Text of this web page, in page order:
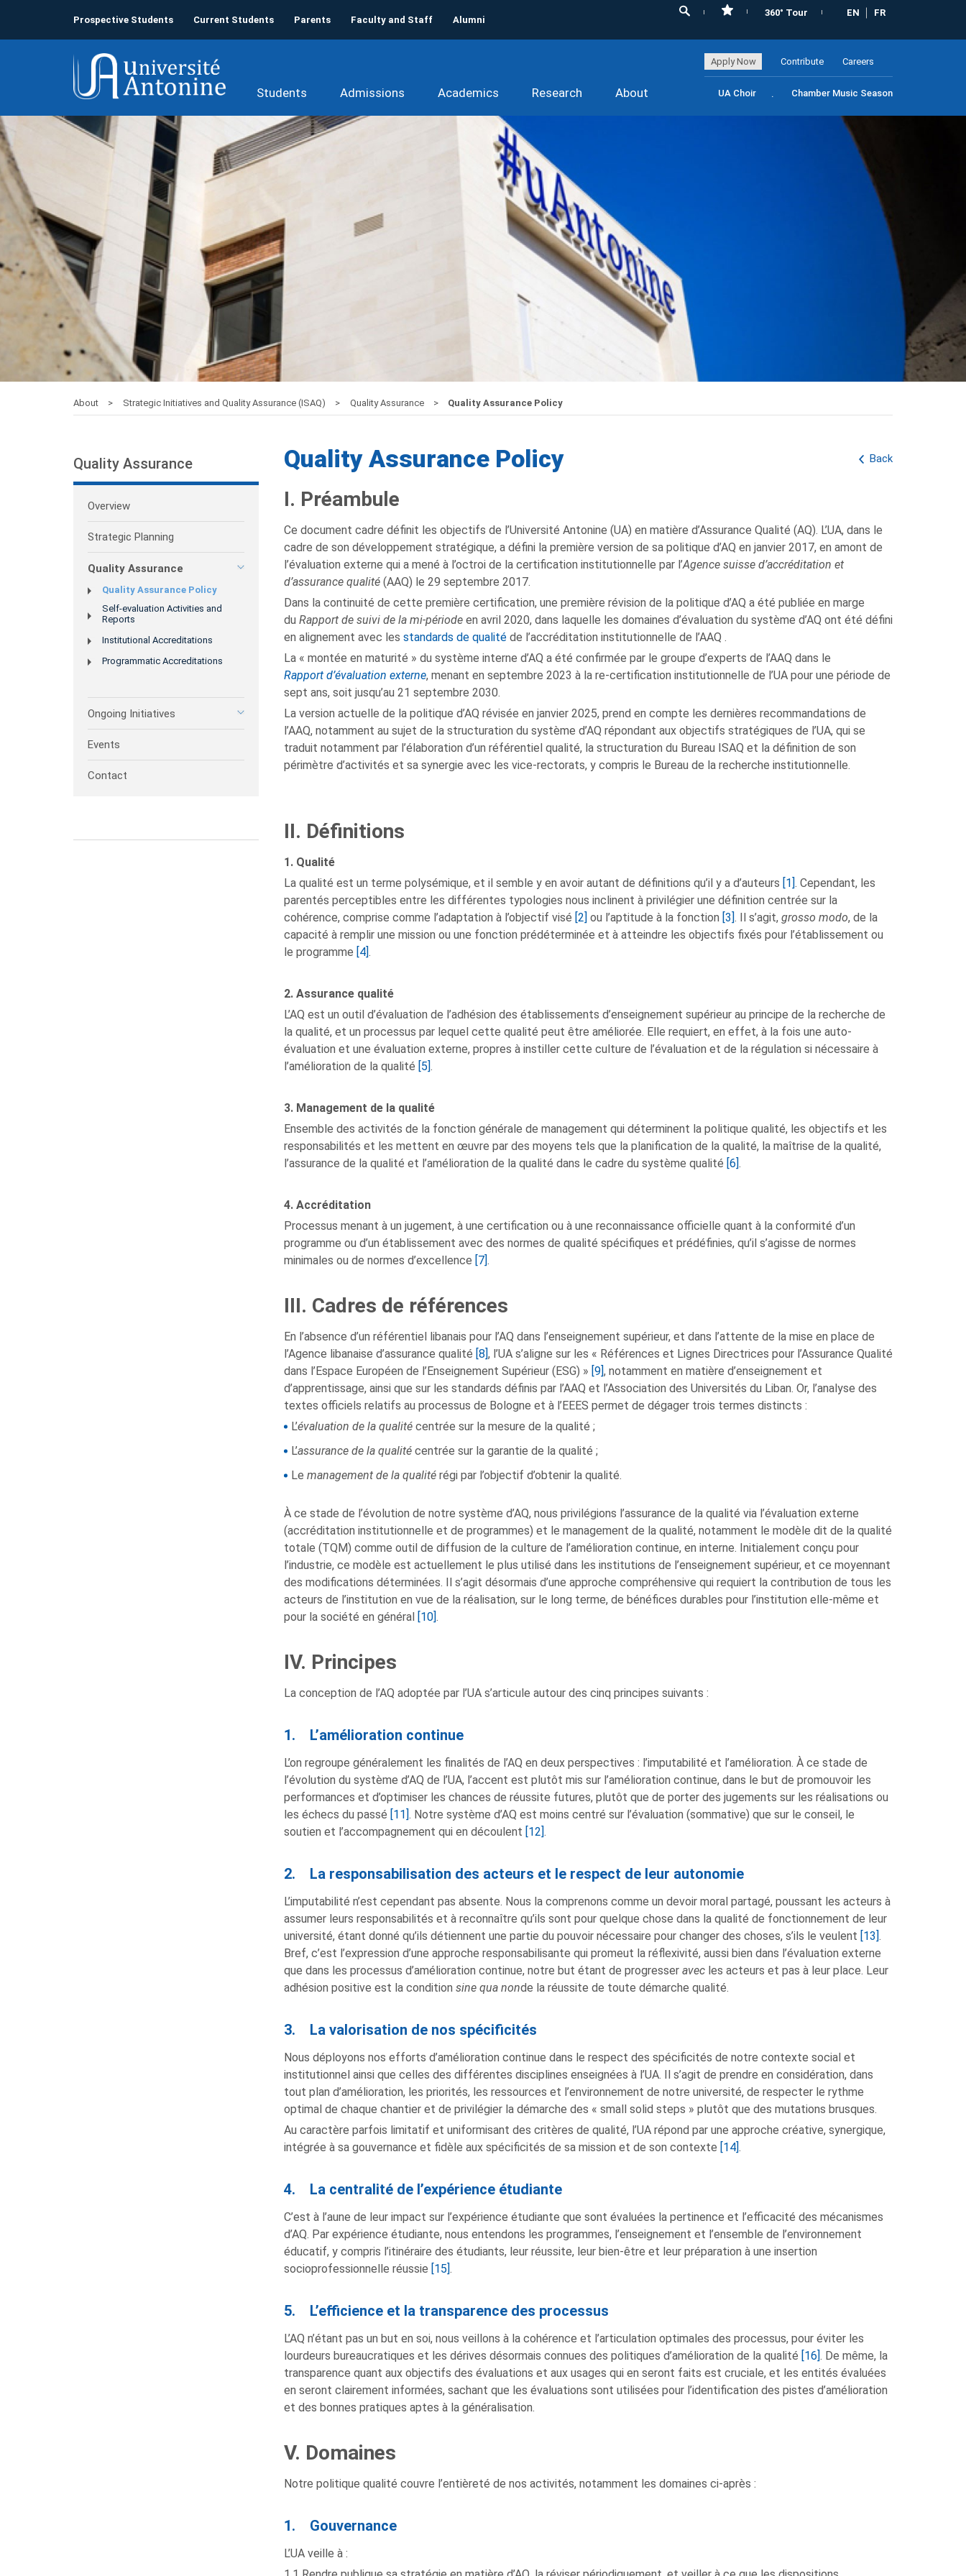
Prospective Students Current Students Parents Faculty and Staff Alumni
360° Tour EN FR
Apply Now Contribute Careers
Students Admissions Academics Research About UA Choir Chamber Music Season
About Strategic Initiatives and Quality Assurance (ISAQ) Quality Assurance Quality Assurance Policy
Quality Assurance
Overview
Strategic Planning
Quality Assurance
Quality Assurance Policy
Self-evaluation Activities and
Reports
Institutional Accreditations
Programmatic Accreditations
Ongoing Initiatives
Events
Contact
Back
Quality Assurance Policy
I. Préambule
Ce document cadre définit les objectifs de l’Université Antonine (UA) en matière d’Assurance Qualité (AQ). L’UA, dans le
cadre de son développement stratégique, a défini la première version de sa politique d’AQ en janvier 2017, en amont de
l’évaluation externe qui a mené à l’octroi de la certification institutionnelle par l’Agence suisse d’accréditation et
d’assurance qualité(AAQ) le 29 septembre 2017.
Dans la continuité de cette première certification, une première révision de la politique d’AQ a été publiée en marge
du Rapport de suivi de la mi-périodeen avril 2020, dans laquelle les domaines d’évaluation du système d’AQ ont été défini
en alignement avec les standards de qualitéde l’accréditation institutionnelle de l’AAQ .
La « montée en maturité » du système interne d’AQ a été confirmée par le groupe d’experts de l’AAQ dans le
Rapport d’évaluation externe, menant en septembre 2023 à la re-certification institutionnelle de l’UA pour une période de
sept ans, soit jusqu’au 21 septembre 2030.
La version actuelle de la politique d’AQ révisée en janvier 2025, prend en compte les dernières recommandations de
l’AAQ, notamment au sujet de la structuration du système d’AQ répondant aux objectifs stratégiques de l’UA, qui se
traduit notamment par l’élaboration d’un référentiel qualité, la structuration du Bureau ISAQ et la définition de son
périmètre d’activités et sa synergie avec les vice-rectorats, y compris le Bureau de la recherche institutionnelle.
II. Définitions
1. Qualité
La qualité est un terme polysémique, et il semble y en avoir autant de définitions qu’il y a d’auteurs [1] . Cependant, les
parentés perceptibles entre les différentes typologies nous inclinent à privilégier une définition centrée sur la
cohérence, comprise comme l’adaptation à l’objectif visé [2] ou l’aptitude à la fonction [3] . Il s’agit, grosso modo, de la
capacité à remplir une mission ou une fonction prédéterminée et à atteindre les objectifs fixés pour l’établissement ou
le programme [4] .
2. Assurance qualité
L’AQ est un outil d’évaluation de l’adhésion des établissements d’enseignement supérieur au principe de la recherche de
la qualité, et un processus par lequel cette qualité peut être améliorée. Elle requiert, en effet, à la fois une auto-
évaluation et une évaluation externe, propres à instiller cette culture de l’évaluation et de la régulation si nécessaire à
l’amélioration de la qualité [5] .
3. Management de la qualité
Ensemble des activités de la fonction générale de management qui déterminent la politique qualité, les objectifs et les
responsabilités et les mettent en œuvre par des moyens tels que la planification de la qualité, la maîtrise de la qualité,
l’assurance de la qualité et l’amélioration de la qualité dans le cadre du système qualité [6] .
4. Accréditation
Processus menant à un jugement, à une certification ou à une reconnaissance officielle quant à la conformité d’un
programme ou d’un établissement avec des normes de qualité spécifiques et prédéfinies, qu’il s’agisse de normes
minimales ou de normes d’excellence [7] .
III. Cadres de références
En l’absence d’un référentiel libanais pour l’AQ dans l’enseignement supérieur, et dans l’attente de la mise en place de
l’Agence libanaise d’assurance qualité [8] , l’UA s’aligne sur les « Références et Lignes Directrices pour l’Assurance Qualité
dans l’Espace Européen de l’Enseignement Supérieur (ESG) » [9] , notamment en matière d’enseignement et
d’apprentissage, ainsi que sur les standards définis par l’AAQ et l’Association des Universités du Liban. Or, l’analyse des
textes officiels relatifs au processus de Bologne et à l’EEES permet de dégager trois termes distincts :
L’évaluation de la qualité centrée sur la mesure de la qualité ;
L’assurance de la qualité centrée sur la garantie de la qualité ;
Le management de la qualitérégi par l’objectif d’obtenir la qualité.
À ce stade de l’évolution de notre système d’AQ, nous privilégions l’assurance de la qualité via l’évaluation externe
(accréditation institutionnelle et de programmes) et le management de la qualité, notamment le modèle dit de la qualité
totale (TQM) comme outil de diffusion de la culture de l’amélioration continue, en interne. Initialement conçu pour
l’industrie, ce modèle est actuellement le plus utilisé dans les institutions de l’enseignement supérieur, et ce moyennant
des modifications déterminées. Il s’agit désormais d’une approche compréhensive qui requiert la contribution de tous les
acteurs de l’institution en vue de la réalisation, sur le long terme, de bénéfices durables pour l’institution elle-même et
pour la société en général
[10] .
IV. Principes
La conception de l’AQ adoptée par l’UA s’articule autour des cinq principes suivants :
1. L’amélioration continue
L’on regroupe généralement les finalités de l’AQ en deux perspectives : l’imputabilité et l’amélioration. À ce stade de
l’évolution du système d’AQ de l’UA, l’accent est plutôt mis sur l’amélioration continue, dans le but de promouvoir les
performances et d’optimiser les chances de réussite futures, plutôt que de porter des jugements sur les réalisations ou
les échecs du passé [11] . Notre système d’AQ est moins centré sur l’évaluation (sommative) que sur le conseil, le
soutien et l’accompagnement qui en découlent [12] .
2. La responsabilisation des acteurs et le respect de leur autonomie
L’imputabilité n’est cependant pas absente. Nous la comprenons comme un devoir moral partagé, poussant les acteurs à
assumer leurs responsabilités et à reconnaître qu’ils sont pour quelque chose dans la qualité de fonctionnement de leur
université, étant donné qu’ils détiennent une partie du pouvoir nécessaire pour changer des choses, s’ils le veulent [13] .
Bref, c’est l’expression d’une approche responsabilisante qui promeut la réflexivité, aussi bien dans l’évaluation externe
que dans les processus d’amélioration continue, notre but étant de progresser avecles acteurs et pas à leur place. Leur
adhésion positive est la condition sine qua nonde la réussite de toute démarche qualité.
3. La valorisation de nos spécificités
Nous déployons nos efforts d’amélioration continue dans le respect des spécificités de notre contexte social et
institutionnel ainsi que celles des différentes disciplines enseignées à l’UA. Il s’agit de prendre en considération, dans
tout plan d’amélioration, les priorités, les ressources et l’environnement de notre université, de respecter le rythme
optimal de chaque chantier et de privilégier la démarche des « small solid steps » plutôt que des mutations brusques.
Au caractère parfois limitatif et uniformisant des critères de qualité, l’UA répond par une approche créative, synergique,
intégrée à sa gouvernance et fidèle aux spécificités de sa mission et de son contexte [14] .
4. La centralité de l’expérience étudiante
C’est à l’aune de leur impact sur l’expérience étudiante que sont évaluées la pertinence et l’efficacité des mécanismes
d’AQ. Par expérience étudiante, nous entendons les programmes, l’enseignement et l’ensemble de l’environnement
éducatif, y compris l’itinéraire des étudiants, leur réussite, leur bien-être et leur préparation à une insertion
socioprofessionnelle réussie [15] .
5. L’efficience et la transparence des processus
L’AQ n’étant pas un but en soi, nous veillons à la cohérence et l’articulation optimales des processus, pour éviter les
lourdeurs bureaucratiques et les dérives désormais connues des politiques d’amélioration de la qualité [16] . De même, la
transparence quant aux objectifs des évaluations et aux usages qui en seront faits est cruciale, et les entités évaluées
en seront clairement informées, sachant que les évaluations sont utilisées pour l’identification des pistes d’amélioration
et des bonnes pratiques aptes à la généralisation.
V. Domaines
Notre politique qualité couvre l’entièreté de nos activités, notamment les domaines ci-après :
1. Gouvernance
L’UA veille à :